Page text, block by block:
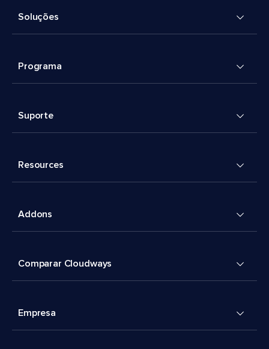
Soluções
Programa
Suporte
Resources
Addons
Comparar Cloudways
Empresa